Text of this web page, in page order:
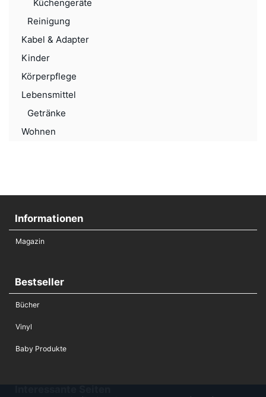
Küchengeräte
Reinigung
Kabel & Adapter
Kinder
Körperpflege
Lebensmittel
Getränke
Wohnen
Informationen
Magazin
Bestseller
Bücher
Vinyl
Baby Produkte